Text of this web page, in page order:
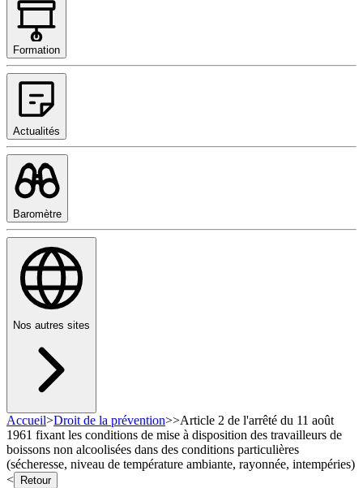
Formation
Actualités
Baromètre
Nos autres sites
Accueil>Droit de la prévention>>Article 2 de l'arrêté du 11 août
1961 fixant les conditions de mise à disposition des travailleurs de
boissons non alcoolisées dans des conditions particulières
(sécheresse, niveau de température ambiante, rayonnée, intempéries)
<
Retour